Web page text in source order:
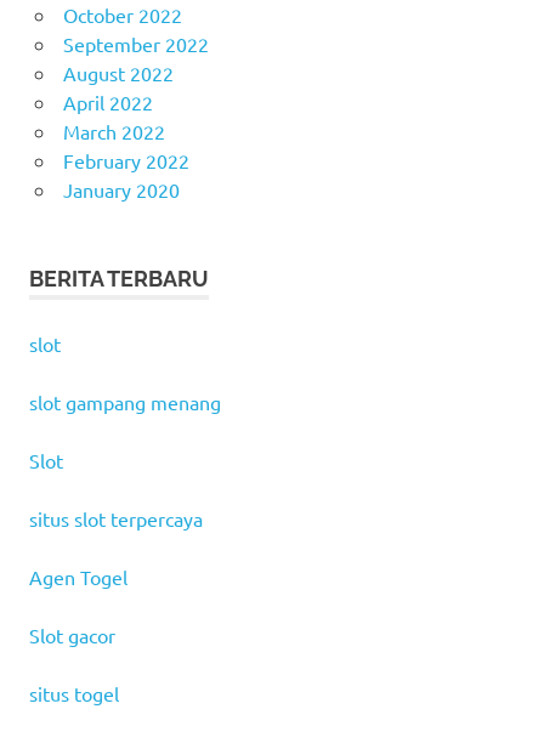
October 2022
September 2022
August 2022
April 2022
March 2022
February 2022
January 2020
BERITA TERBARU
slot
slot gampang menang
Slot
situs slot terpercaya
Agen Togel
Slot gacor
situs togel